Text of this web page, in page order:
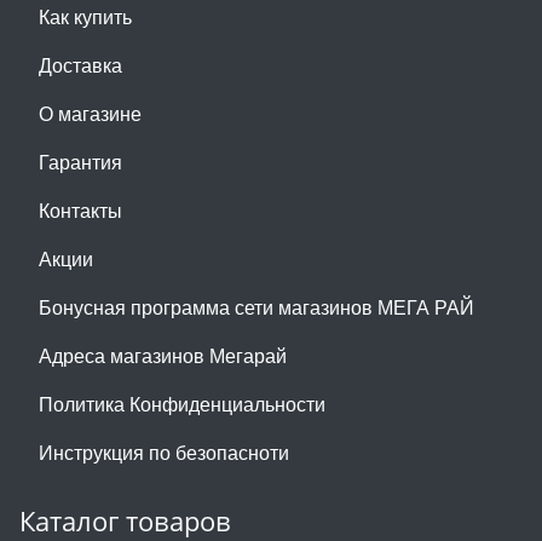
Как купить
Доставка
О магазине
Гарантия
Контакты
Акции
Бонусная программа сети магазинов МЕГА РАЙ
Адреса магазинов Мегарай
Политика Конфиденциальности
Инструкция по безопасноти
Каталог товаров